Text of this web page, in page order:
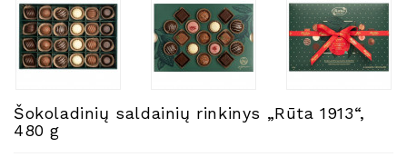
Kosmetika
Higienos
Priemonės
Pirties
Reikalai
Šokoladinių saldainių rinkinys „Rūta 1913“,
480 g